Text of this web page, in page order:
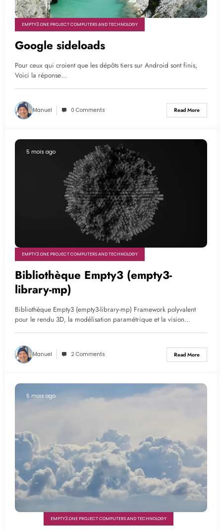
EMPTY3.ONE PROJECT COMPUTERS AND TECHNOLOGY
Google sideloads
Pour ceux qui croient que les dépôts tiers sur Android sont finis,
Voici la réponse…
Manuel 0 Comments Read More
5 mois ago
EMPTY3.ONE PROJECT COMPUTERS AND TECHNOLOGY
Bibliothèque Empty3 (empty3-
library-mp)
Bibliothèque Empty3 (empty3-library-mp) Framework polyvalent
pour le rendu 3D, la modélisation paramétrique et la vision…
Manuel 2 Comments Read More
5 mois ago
EMPTY3.ONE PROJECT COMPUTERS AND TECHNOLOGY